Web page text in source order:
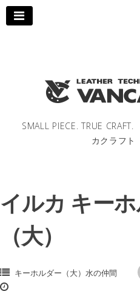
コ
ン
SMALL PIECE. TRUE
カクラフト
イルカ キー
（大）
キーホルダー（大）水の仲間